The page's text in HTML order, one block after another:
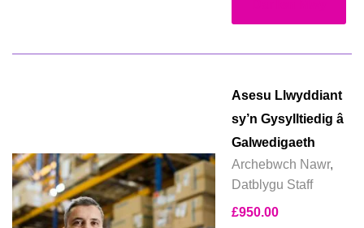
Asesu Llwyddiant
sy’n Gysylltiedig â
Galwedigaeth
Archebwch Nawr,
Datblygu Staff
£950.00